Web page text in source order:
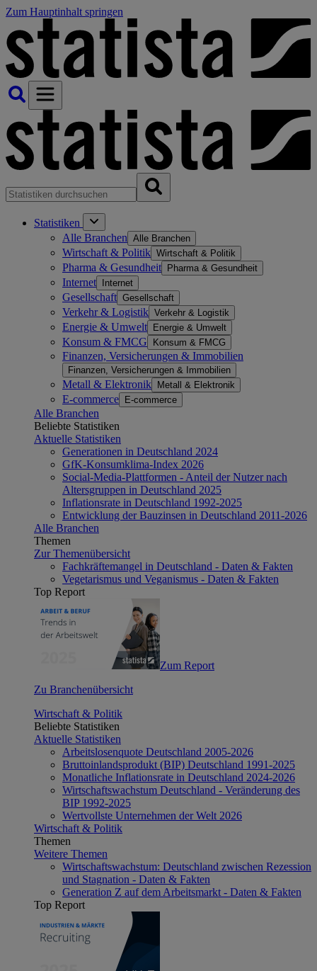
Zum Hauptinhalt springen
Statistiken
Alle Branchen Alle Branchen
Wirtschaft & Politik Wirtschaft & Politik
Pharma & Gesundheit Pharma & Gesundheit
Internet Internet
Gesellschaft Gesellschaft
Verkehr & Logistik Verkehr & Logistik
Energie & Umwelt Energie & Umwelt
Konsum & FMCG Konsum & FMCG
Finanzen, Versicherungen & Immobilien
Finanzen, Versicherungen & Immobilien
Metall & Elektronik Metall & Elektronik
E-commerce E-commerce
Alle Branchen
Beliebte Statistiken
Aktuelle Statistiken
Generationen in Deutschland 2024
GfK-Konsumklima-Index 2026
Social-Media-Plattformen - Anteil der Nutzer nach
Altersgruppen in Deutschland 2025
Inflationsrate in Deutschland 1992-2025
Entwicklung der Bauzinsen in Deutschland 2011-2026
Alle Branchen
Themen
Zur Themenübersicht
Fachkräftemangel in Deutschland - Daten & Fakten
Vegetarismus und Veganismus - Daten & Fakten
Top Report
Zum Report
Zu Branchenübersicht
Wirtschaft & Politik
Beliebte Statistiken
Aktuelle Statistiken
Arbeitslosenquote Deutschland 2005-2026
Bruttoinlandsprodukt (BIP) Deutschland 1991-2025
Monatliche Inflationsrate in Deutschland 2024-2026
Wirtschaftswachstum Deutschland - Veränderung des
BIP 1992-2025
Wertvollste Unternehmen der Welt 2026
Wirtschaft & Politik
Themen
Weitere Themen
Wirtschaftswachstum: Deutschland zwischen Rezession
und Stagnation - Daten & Fakten
Generation Z auf dem Arbeitsmarkt - Daten & Fakten
Top Report